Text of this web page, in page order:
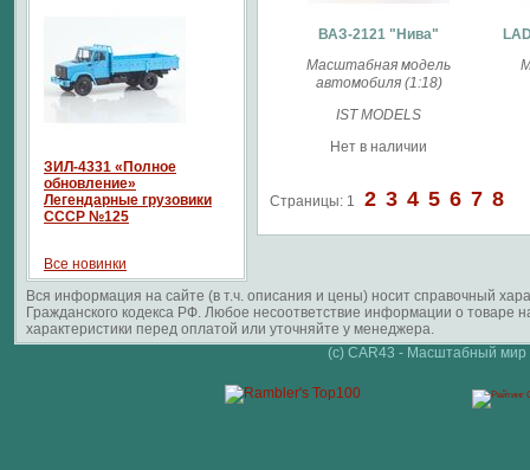
ВАЗ-2121 "Нива"
Масштабная модель
автомобиля (1:18)
IST MODELS
Нет в наличии
Страницы: 1 2 3 4 5 6 7 8
ЗИЛ-4331 «Полное
обновление»
Легендарные грузовики
СССР №125
Все новинки
Вся информация на сайте (в т.ч. описания и цены) носит справочный
Гражданского кодекса РФ. Любое несоответствие информации о
характеристики перед оплатой или уточняйте у менеджера.
(c) CAR43 - Масштабный мир